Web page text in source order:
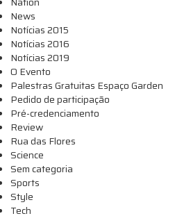
News
Notícias 2015
Notícias 2016
Notícias 2019
O Evento
Palestras Gratuitas Espaço Garden
Pedido de participação
Pré-credenciamento
Review
Rua das Flores
Science
Sem categoria
Sports
Style
Tech